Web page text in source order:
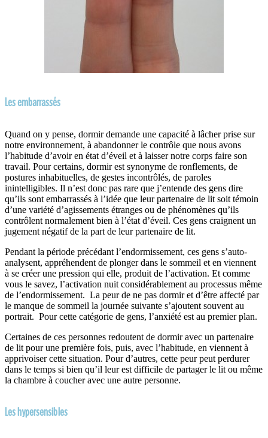
Les embarrassés
Quand on y pense, dormir demande une capacité à lâcher prise sur
notre environnement, à abandonner le contrôle que nous avons
l’habitude d’avoir en état d’éveil et à laisser notre corps faire son
travail. Pour certains, dormir est synonyme de ronflements, de
postures inhabituelles, de gestes incontrôlés, de paroles
inintelligibles. Il n’est donc pas rare que j’entende des gens dire
qu’ils sont embarrassés à l’idée que leur partenaire de lit soit témoin
d’une variété d’agissements étranges ou de phénomènes qu’ils
contrôlent normalement bien à l’état d’éveil. Ces gens craignent un
jugement négatif de la part de leur partenaire de lit.
Pendant la période précédant l’endormissement, ces gens s’auto-
analysent, appréhendent de plonger dans le sommeil et en viennent
à se créer une pression qui elle, produit de l’activation. Et comme
vous le savez, l’activation nuit considérablement au processus même
de l’endormissement. La peur de ne pas dormir et d’être affecté par
le manque de sommeil la journée suivante s’ajoutent souvent au
portrait. Pour cette catégorie de gens, l’anxiété est au premier plan.
Certaines de ces personnes redoutent de dormir avec un partenaire
de lit pour une première fois, puis, avec l’habitude, en viennent à
apprivoiser cette situation. Pour d’autres, cette peur peut perdurer
dans le temps si bien qu’il leur est difficile de partager le lit ou même
la chambre à coucher avec une autre personne.
Les hypersensibles